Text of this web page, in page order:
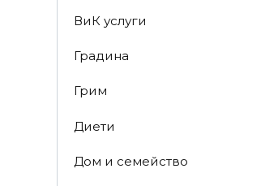
ВиК услуги
Градина
Грим
Диети
Дом и семейство